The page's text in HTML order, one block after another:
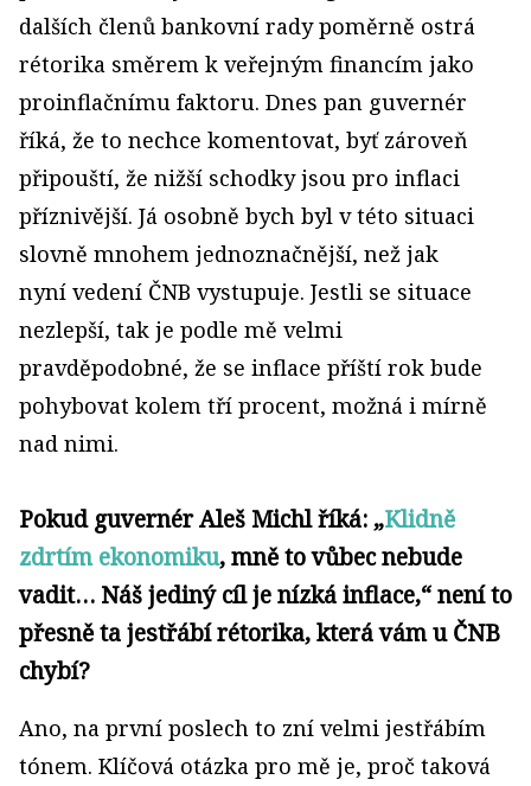
dalších členů bankovní rady poměrně ostrá
rétorika směrem k veřejným financím jako
proinflačnímu faktoru. Dnes pan guvernér
říká, že to nechce komentovat, byť zároveň
připouští, že nižší schodky jsou pro inflaci
příznivější. Já osobně bych byl v této situaci
slovně mnohem jednoznačnější, než jak
nyní vedení ČNB vystupuje. Jestli se situace
nezlepší, tak je podle mě velmi
pravděpodobné, že se inflace příští rok bude
pohybovat kolem tří procent, možná i mírně
nad nimi.
Pokud guvernér Aleš Michl říká: „Klidně
zdrtím ekonomiku, mně to vůbec nebude
vadit… Náš jediný cíl je nízká inflace,“ není to
přesně ta jestřábí rétorika, která vám u ČNB
chybí?
Ano, na první poslech to zní velmi jestřábím
tónem. Klíčová otázka pro mě je, proč taková